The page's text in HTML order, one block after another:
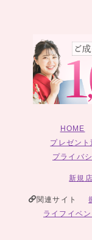
HOME
プレゼン
プライバ
新規
関連サイト
ライフイベ